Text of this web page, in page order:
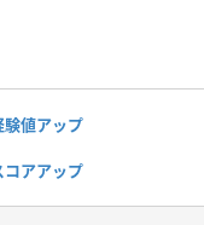
験値アップ
コアアップ